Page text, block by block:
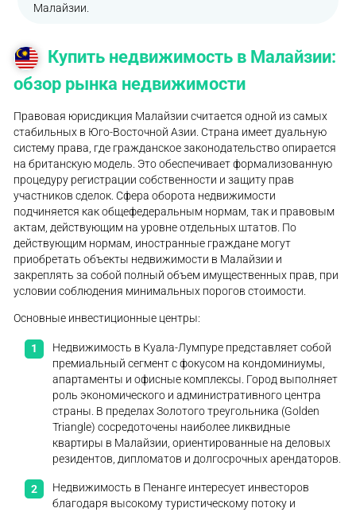
Малайзии.
Купить недвижимость в Малайзии:
обзор рынка недвижимости
Правовая юрисдикция Малайзии считается одной из самых
стабильных в Юго-Восточной Азии. Страна имеет дуальную
систему права, где гражданское законодательство опирается
на британскую модель. Это обеспечивает формализованную
процедуру регистрации собственности и защиту прав
участников сделок. Сфера оборота недвижимости
подчиняется как общефедеральным нормам, так и правовым
актам, действующим на уровне отдельных штатов. По
действующим нормам, иностранные граждане могут
приобретать объекты недвижимости в Малайзии и
закреплять за собой полный объем имущественных прав, при
условии соблюдения минимальных порогов стоимости.
Основные инвестиционные центры:
Недвижимость в Куала-Лумпуре представляет собой
премиальный сегмент с фокусом на кондоминиумы,
апартаменты и офисные комплексы. Город выполняет
роль экономического и административного центра
страны. В пределах Золотого треугольника (Golden
Triangle) сосредоточены наиболее ликвидные
квартиры в Малайзии, ориентированные на деловых
резидентов, дипломатов и долгосрочных арендаторов.
Недвижимость в Пенанге интересует инвесторов
благодаря высокому туристическому потоку и